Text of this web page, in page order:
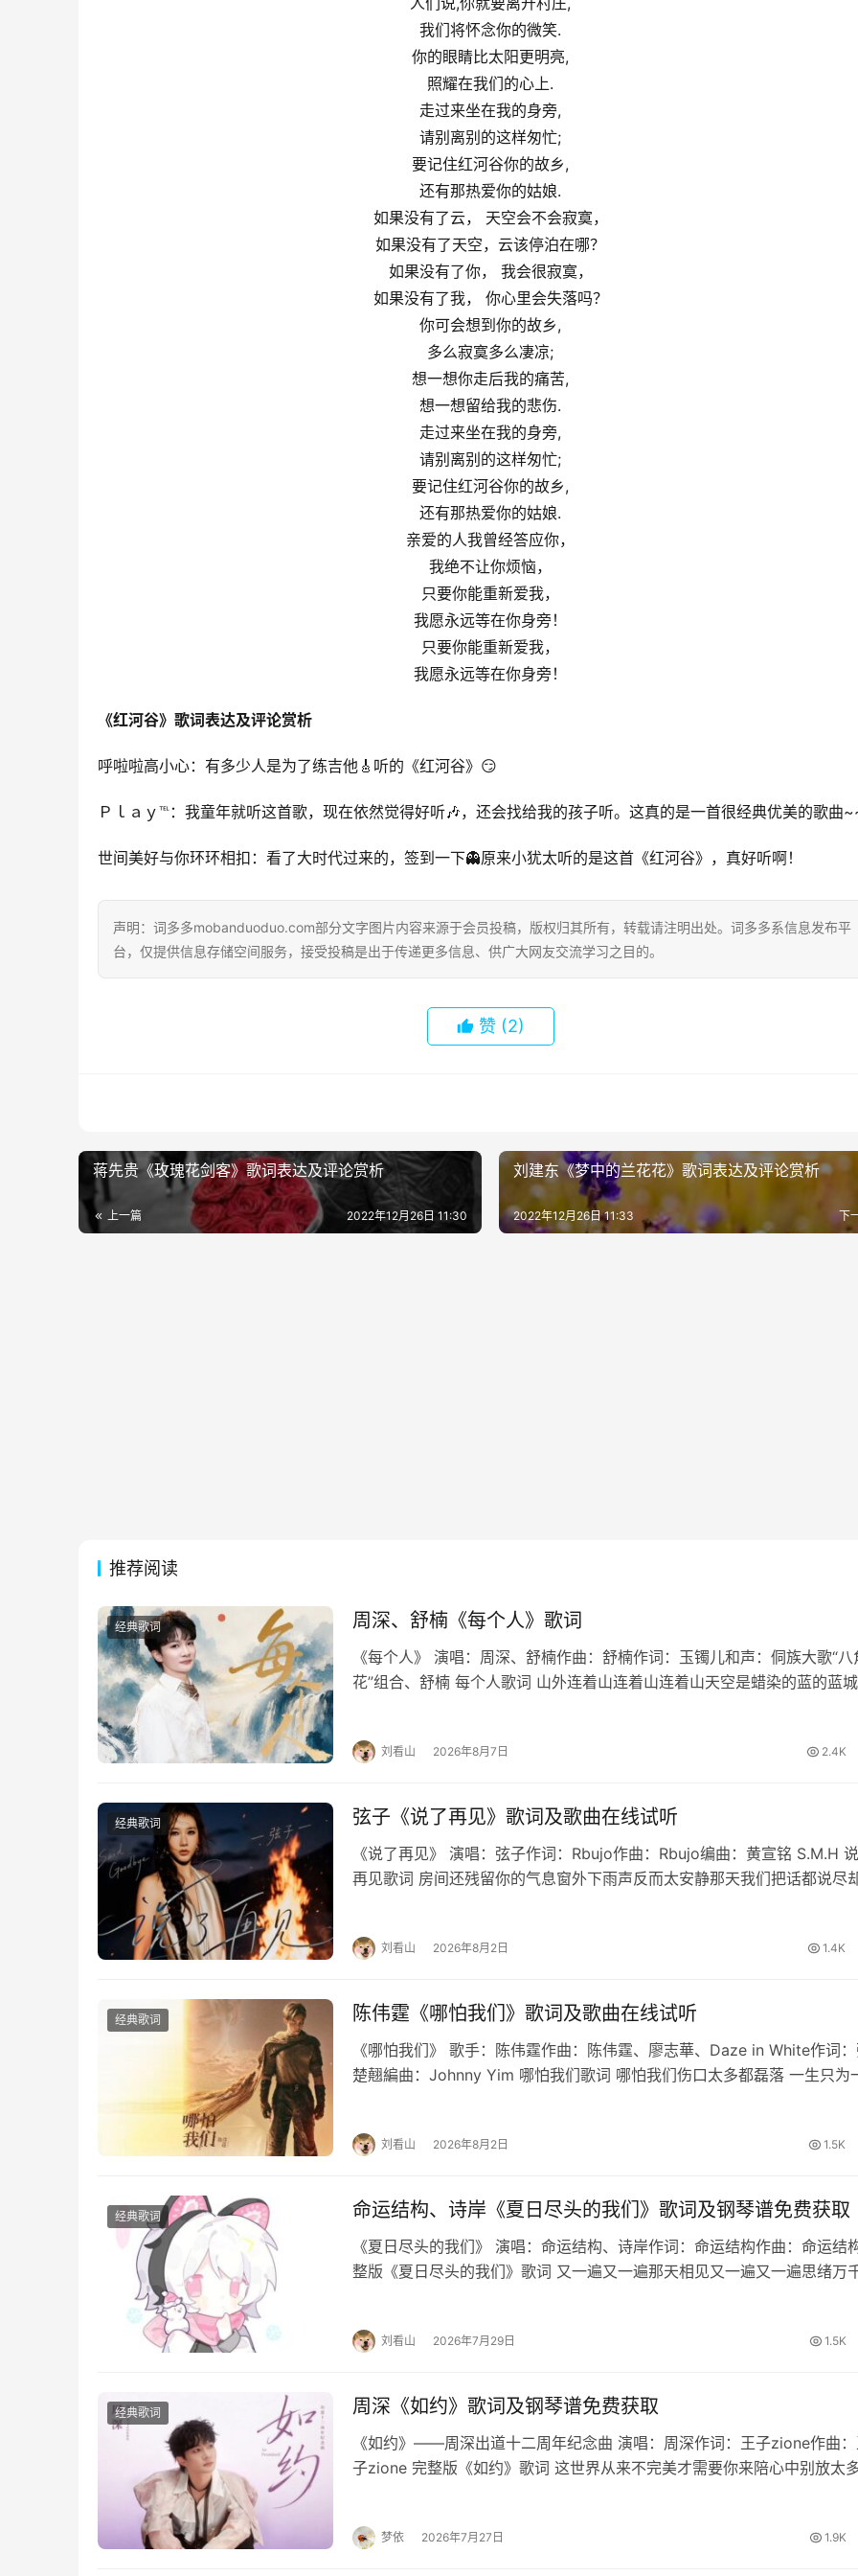
我们将怀念你的微笑.
你的眼睛比太阳更明亮,
照耀在我们的心上.
走过来坐在我的身旁,
请别离别的这样匆忙;
要记住红河谷你的故乡,
还有那热爱你的姑娘.
如果没有了云， 天空会不会寂寞，
如果没有了天空，云该停泊在哪？
如果没有了你， 我会很寂寞，
如果没有了我， 你心里会失落吗？
你可会想到你的故乡,
多么寂寞多么凄凉;
想一想你走后我的痛苦,
想一想留给我的悲伤.
走过来坐在我的身旁,
请别离别的这样匆忙;
要记住红河谷你的故乡,
还有那热爱你的姑娘.
亲爱的人我曾经答应你，
我绝不让你烦恼，
只要你能重新爱我，
我愿永远等在你身旁！
只要你能重新爱我，
我愿永远等在你身旁！
《红河谷》歌词表达及评论赏析
呼啦啦高小心：有多少人是为了练吉他🎸听的《红河谷》😏
Ｐｌａｙ℡：我童年就听这首歌，现在依然觉得好听🎶，还会找给我的孩子听。这真的是一首很经典优美的歌曲
世间美好与你环环相扣：看了大时代过来的，签到一下👻原来小犹太听的是这首《红河谷》，真好听啊！
声明：词多多mobanduoduo.com部分文字图片内容来源于会员投稿，版权归其所有，转载请注明出处。词多多系信息发布平
台，仅提供信息存储空间服务，接受投稿是出于传递更多信息、供广大网友交流学习之目的。
赞 (2)
蒋先贵《玫瑰花剑客》歌词表达及评论赏析
上一篇 2022年12月26日 11:30
刘建东《梦中的兰花花》歌词表达及评论赏析
下
2022年12月26日 11:33
推荐阅读
经典歌词 周深、舒楠《每个人》歌词
《每个人》 演唱：周深、舒楠作曲：舒楠作词：玉镯儿和声：侗族大歌“八
花”组合、舒楠 每个人歌词 山外连着山连着山连着山天空是蜡染的蓝的蓝城
刘看山 2026年8月7日 2.4K
经典歌词 弦子《说了再见》歌词及歌曲在线试听
《说了再见》 演唱：弦子作词：Rbujo作曲：Rbujo编曲：黄宣铭 S.M.H
再见歌词 房间还残留你的气息窗外下雨声反而太安静那天我们把话都说尽
刘看山 2026年8月2日 1.4K
经典歌词 陈伟霆《哪怕我们》歌词及歌曲在线试听
《哪怕我们》 歌手：陈伟霆作曲：陈伟霆、廖志華、Daze in White作词
楚翹編曲：Johnny Yim 哪怕我们歌词 哪怕我们伤口太多都磊落 一生只为
刘看山 2026年8月2日 1.5K
经典歌词 命运结构、诗岸《夏日尽头的我们》歌词及钢琴谱免费获取
《夏日尽头的我们》 演唱：命运结构、诗岸作词：命运结构作曲：命运结
整版《夏日尽头的我们》歌词 又一遍又一遍那天相见又一遍又一遍思绪万
刘看山 2026年7月29日 1.5K
经典歌词 周深《如约》歌词及钢琴谱免费获取
《如约》——周深出道十二周年纪念曲 演唱：周深作词：王子zione作曲
子zione 完整版《如约》歌词 这世界从来不完美才需要你来陪心中别放太
梦依 2026年7月27日 1.9K